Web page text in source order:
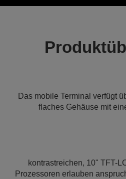
Das mobile Terminal verfügt
flaches Gehäuse mit
kontrastreichen, 10" TFT-
Prozessoren erlauben